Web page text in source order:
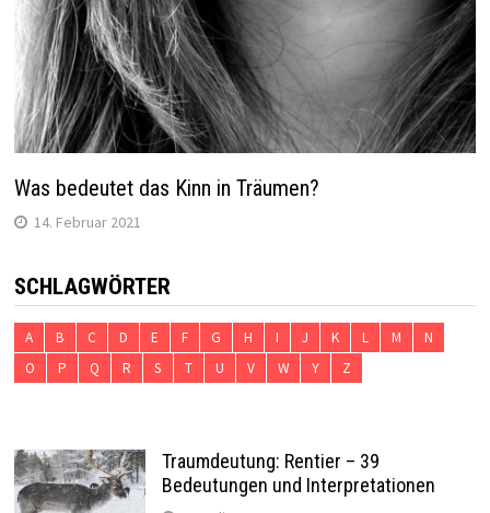
Was bedeutet das Kinn in Träumen?
14. Februar 2021
SCHLAGWÖRTER
A B C D E F G H I J K L M
N
O
P Q R S T U V W Y Z
Traumdeutung: Rentier – 39
Bedeutungen und Interpretationen